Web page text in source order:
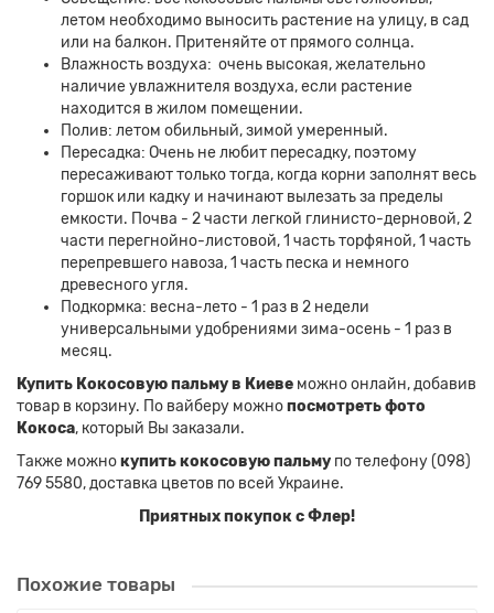
летом необходимо выносить растение на улицу, в сад
или на балкон. Притеняйте от прямого солнца.
Влажность воздуха: очень высокая, желательно
наличие увлажнителя воздуха, если растение
находится в жилом помещении.
Полив: летом обильный, зимой умеренный.
Пересадка: Очень не любит пересадку, поэтому
пересаживают только тогда, когда корни заполнят весь
горшок или кадку и начинают вылезать за пределы
емкости. Почва - 2 части легкой глинисто-дерновой, 2
части перегнойно-листовой, 1 часть торфяной, 1 часть
перепревшего навоза, 1 часть песка и немного
древесного угля.
Подкормка: весна-лето - 1 раз в 2 недели
универсальными удобрениями зима-осень - 1 раз в
месяц.
Купить Кокосовую пальму в Киеве можно онлайн, добавив
товар в корзину. По вайберу можнопосмотреть фото
Кокоса, который Вы заказали.
Также можнокупить кокосовую пальму по телефону (098)
769 5580, доставка цветов по всей Украине.
Приятных покупок с Флер!
Похожие товары